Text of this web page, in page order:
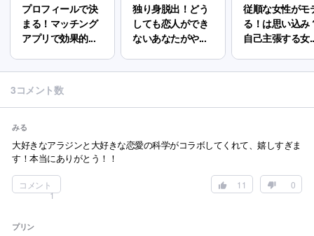
プロフィールで決
まる！マッチング
アプリで効果的...
独り身脱出！どう
しても恋人ができ
ないあなたがや...
従順な女性がモ
る！は思い込み
自己主張する女
3コメント数
みる
大好きなアラジンと大好きな恋愛の科学がコラボしてくれて、嬉しすぎま
す！本当にありがとう！！
コメント
1
0
11
プリン